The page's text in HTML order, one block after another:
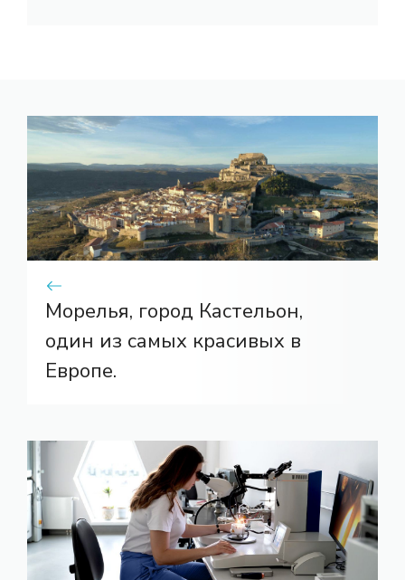
Морелья, город Кастельон,
один из самых красивых в
Европе.